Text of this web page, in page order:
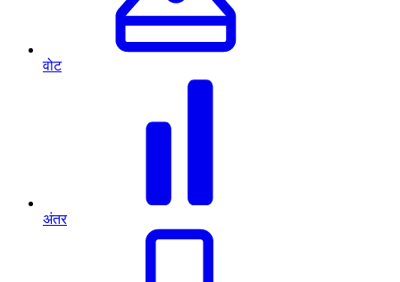
वोट
अंतर